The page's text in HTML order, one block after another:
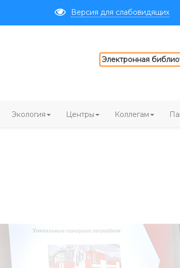
Версия для слабовидящих
Электронная
Экология Центры Коллегам